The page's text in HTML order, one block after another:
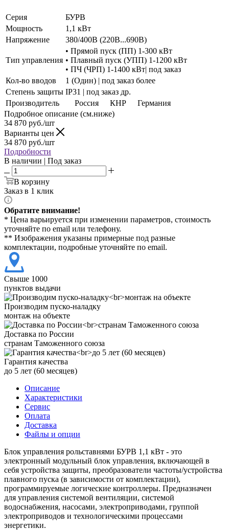
Серия
БУРВ
Мощность
1,1 кВт
Напряжение
380/400В (220В...690В)
Тип управления
• Прямой пуск (ПП) 1-300 кВт
• Плавный пуск (УПП) 1-1200 кВт
• ПЧ (ЧРП) 1-1400 кВт| под заказ
Кол-во вводов
1 (Один) | под заказ более
Степень защиты IP31 | под заказ др.
Производитель
Россия КНР
Германия
Подробное описание (см.ниже)
34 870 руб./шт
Варианты цен
34 870 руб./шт
Подробности
В наличии | Под заказ
В корзину
Заказ в 1 клик
Обратите внимание!
* Цена варьируется при изменении параметров, стоимость
уточняйте по email или телефону.
** Изображения указаны примерные под разные
комплектации, подробные уточняйте по email.
Свыше 1000
пунктов выдачи
Производим пуско-наладку
монтаж на объекте
Доставка по России
странам Таможенного союза
Гарантия качества
до 5 лет (60 месяцев)
Описание
Характеристики
Сервис
Оплата
Доставка
Файлы и опции
Блок управления рольставнями БУРВ 1,1 кВт - это
электронный модульный блок управления, включающей в
себя устройства защиты, преобразователи частоты/устройства
плавного пуска (в зависимости от комплектации),
программируемые логические контроллеры. Предназначен
для управления системой вентиляции, системой
водоснабжения, насосами, электроприводами, группой
электроприводов и технологическими процессами
энергетики.